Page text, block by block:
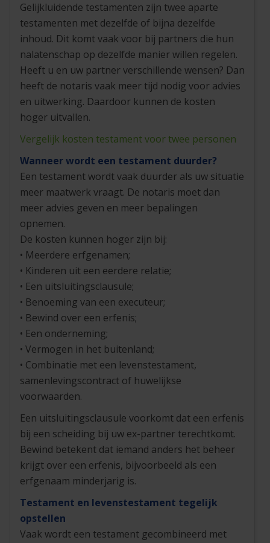
Gelijkluidende testamenten zijn twee aparte
testamenten met dezelfde of bijna dezelfde
inhoud. Dit komt vaak voor bij partners die hun
nalatenschap op dezelfde manier willen regelen.
Heeft u en uw partner verschillende wensen? Dan
heeft de notaris vaak meer tijd nodig voor advies
en uitwerking. Daardoor kunnen de kosten
hoger uitvallen.
Vergelijk kosten testament voor twee personen
Wanneer wordt een testament duurder?
Een testament wordt vaak duurder als uw situatie
meer maatwerk vraagt. De notaris moet dan
meer advies geven en meer bepalingen
opnemen.
De kosten kunnen hoger zijn bij:
• Meerdere erfgenamen;
• Kinderen uit een eerdere relatie;
• Een uitsluitingsclausule;
• Benoeming van een executeur;
• Bewind over een erfenis;
• Een onderneming;
• Vermogen in het buitenland;
• Combinatie met een levenstestament,
samenlevingscontract of huwelijkse
voorwaarden.
Een uitsluitingsclausule voorkomt dat een erfenis
bij een scheiding bij uw ex-partner terechtkomt.
Bewind betekent dat iemand anders het beheer
krijgt over een erfenis, bijvoorbeeld als een
erfgenaam minderjarig is.
Testament en levenstestament tegelijk
opstellen
Vaak wordt een testament gecombineerd met